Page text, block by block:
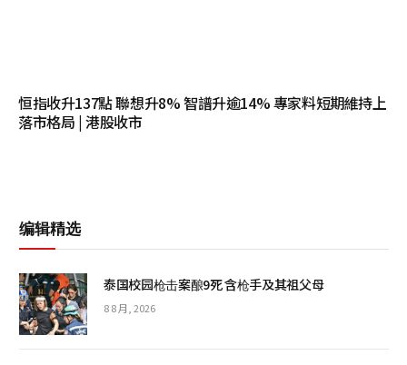
恒指收升137點 聯想升8% 智譜升逾14% 專家料短期維持上
落市格局 | 港股收市
编辑精选
泰国校园枪击案酿9死 含枪手及其祖父母
8 8 月, 2026